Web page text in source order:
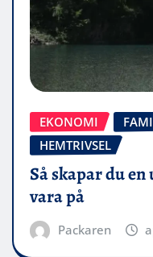
EKONOMI
HEMTRIVSEL
Så skapar du
vara på
Packaren